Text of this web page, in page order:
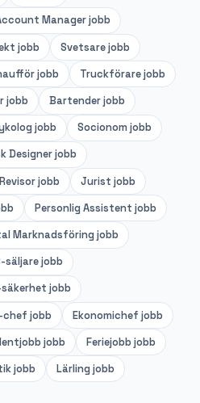
Managerjobb
jobb Svetsarejobb
jobb Truckförarejobb
jobb Bartenderjobb
jobb Socionom jobb
Designerjobb
Revisorjobb Jurist jobb
Personlig Assistent jobb
Marknadsföring jobb
säljarejobb
jobb
chef jobb Ekonomichef jobb
jobb Feriejobb jobb
jobb Lärling jobb